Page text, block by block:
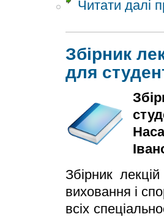
Читати далі
Збірник
для
Збірник
виховання і
всіх